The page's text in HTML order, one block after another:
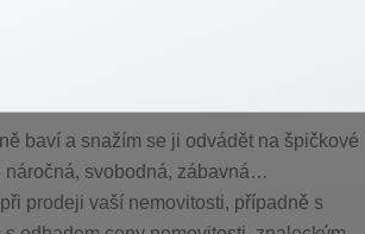
baví a snažím se ji odvádět na špičkové
náročná, svobodná, zábavná…
prodeji vaší nemovitosti, případně s